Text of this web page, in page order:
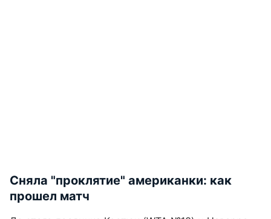
Сняла "проклятие" американки: как
прошел матч